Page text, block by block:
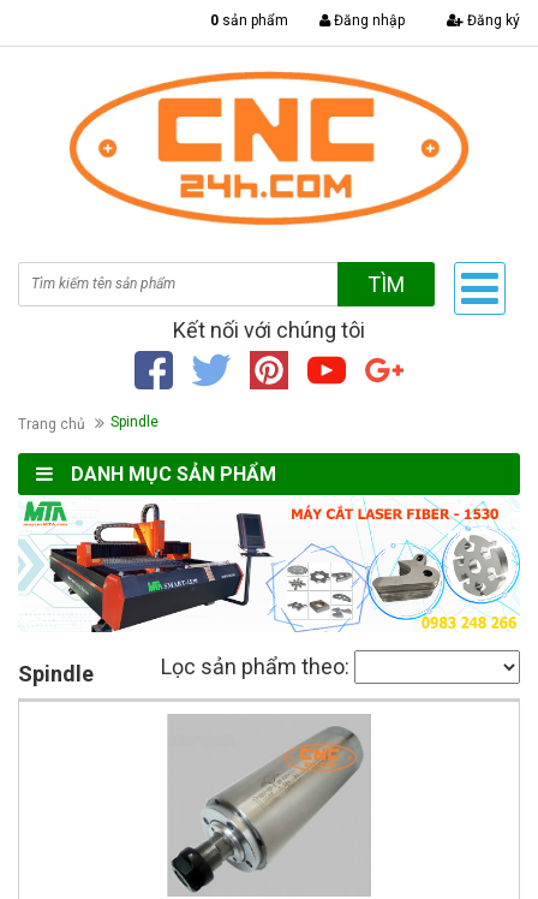
0 sản phẩm Đăng nhập Đăng ký
TÌM
Kết nối với chúng tôi
Trang chủ Spindle
DANH MỤC SẢN PHẨM
Spindle Lọc sản phẩm theo: